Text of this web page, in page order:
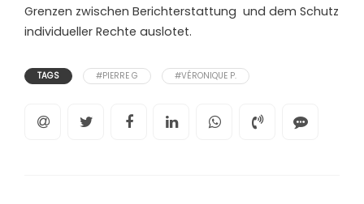
Grenzen zwischen Berichterstattung und dem Schutz
individueller Rechte auslotet.
TAGS #PIERRE G #VÉRONIQUE P.